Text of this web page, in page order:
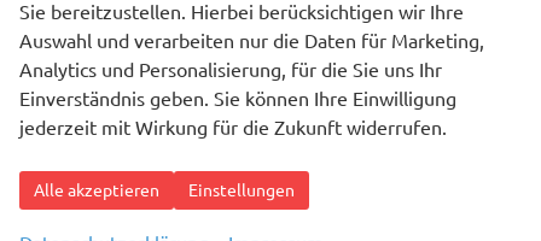
ABS
Stabilitätskontrolle
ASC (Traktionskontrolle)
ASR (Antriebsschlupfregelung)
Sie bereitzustellen. Hierbei berücksichtigen wir Ihre
Auswahl und verarbeiten nur die Daten für Marketing,
Analytics und Personalisierung, für die Sie uns Ihr
Einverständnis geben. Sie können Ihre Einwilligung
jederzeit mit Wirkung für die Zukunft widerrufen.
Alle akzeptieren Einstellungen